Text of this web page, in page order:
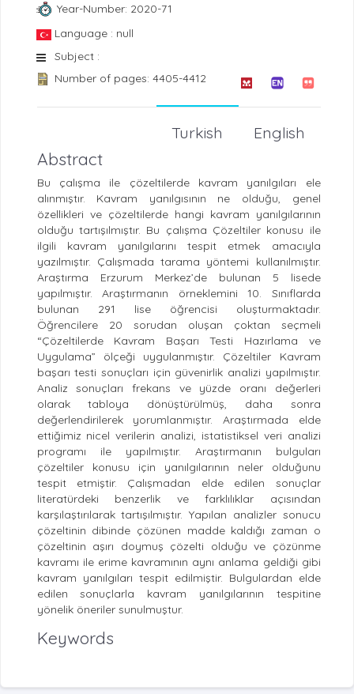
Year-Number: 2020-71
Language : null
Subject :
Number of pages: 4405-4412
English
Turkish
Abstract
Bu çalışma ile çözeltilerde kavram yanılgıları ele
alınmıştır. Kavram yanılgısının ne olduğu, genel
özellikleri ve çözeltilerde hangi kavram yanılgılarının
olduğu tartışılmıştır. Bu çalışma Çözeltiler konusu ile
ilgili kavram yanılgılarını tespit etmek amacıyla
yazılmıştır. Çalışmada tarama yöntemi kullanılmıştır.
Araştırma Erzurum Merkez’de bulunan 5 lisede
yapılmıştır. Araştırmanın örneklemini 10. Sınıflarda
bulunan 291 lise öğrencisi oluşturmaktadır.
Öğrencilere 20 sorudan oluşan çoktan seçmeli
“Çözeltilerde Kavram Başarı Testi Hazırlama ve
Uygulama” ölçeği uygulanmıştır. Çözeltiler Kavram
başarı testi sonuçları için güvenirlik analizi yapılmıştır.
Analiz sonuçları frekans ve yüzde oranı değerleri
olarak tabloya dönüştürülmüş, daha sonra
değerlendirilerek yorumlanmıştır. Araştırmada elde
ettiğimiz nicel verilerin analizi, istatistiksel veri analizi
programı ile yapılmıştır. Araştırmanın bulguları
çözeltiler konusu için yanılgılarının neler olduğunu
tespit etmiştir. Çalışmadan elde edilen sonuçlar
literatürdeki benzerlik ve farklılıklar açısından
karşılaştırılarak tartışılmıştır. Yapılan analizler sonucu
çözeltinin dibinde çözünen madde kaldığı zaman o
çözeltinin aşırı doymuş çözelti olduğu ve çözünme
kavramı ile erime kavramının aynı anlama geldiği gibi
kavram yanılgıları tespit edilmiştir. Bulgulardan elde
edilen sonuçlarla kavram yanılgılarının tespitine
yönelik öneriler sunulmuştur.
Keywords